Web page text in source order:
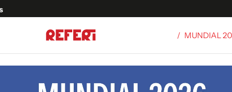
/ MUNDIAL